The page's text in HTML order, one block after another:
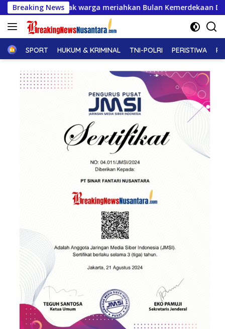
Langsung
ke
konten
Breaking News
warga meriahkan Bulan Kemerdekaan Dengan Kibarkan
HomeSPORT HUKUM & KRIMINAL TNI-POLRI PERISTIWA